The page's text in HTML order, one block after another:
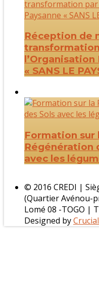
Réception de
l’Organisation
« SANS LE
Formation sur
Régénération
avec les
© 2016 CREDI |
(Quartier Avénou-
Lomé 08 -TOGO |
Designed byCrucial